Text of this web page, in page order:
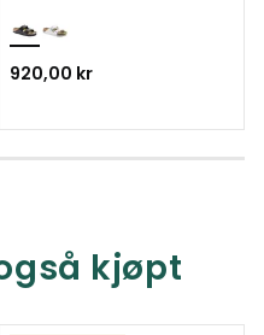
920,00 kr
kjøpt